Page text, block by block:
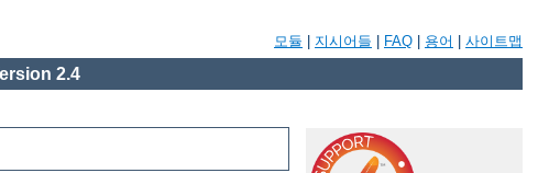
모듈 지시어들 FAQ 용어 사이트맵
2.4